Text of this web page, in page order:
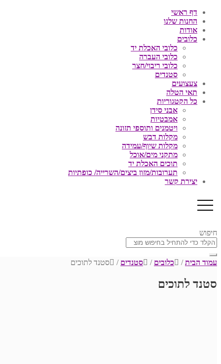
דף ראשי
החנות שלנו
אודות
כלובים
כלובי האכלת יד
כלובי העברה
כלובי ריבוי/חצר
סטנדים
צעצועים
תאי הטלה
כל הקטגוריות
אבני סידן
אמבטיות
ויטמנים ותוספי תזונה
מקלות דבש
מקלות שיוף/עמידה
מתקני מים/אוכל
תוכים האכלת יד
תערובות/מזון ביצים/השרייה/ כופתיות
יצירת קשר
חיפוש
עמוד הבית/ כלובים / סטנדים / סטנד לתוכים
סטנד לתוכים